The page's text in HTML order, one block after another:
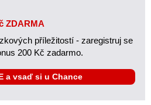
ZDARMA
příležitostí - zaregistruj se
200 Kč zadarmo.
a vsaď si u Chance